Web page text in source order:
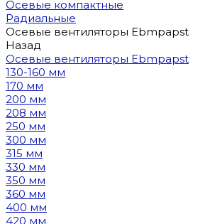
Осевые компактные
Радиальные
Осевые вентиляторы Ebmpapst
Назад
Осевые вентиляторы Ebmpapst
130-160 мм
170 мм
200 мм
208 мм
250 мм
300 мм
315 мм
330 мм
350 мм
360 мм
400 мм
420 мм